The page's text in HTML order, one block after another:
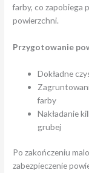
farby, co zapobiega
powierzchni.
Przygotowanie
Dokładne
farby
Nakładanie
grubej
Po zakończeniu
zabezpieczenie